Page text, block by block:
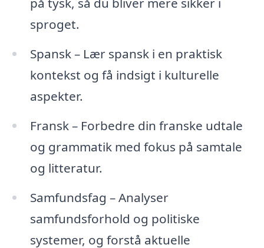
sproget.
Spansk – Lær spansk i en praktisk
kontekst og få indsigt i kulturelle
aspekter.
Fransk – Forbedre din franske udtale
og grammatik med fokus på samtale
og litteratur.
Samfundsfag – Analyser
samfundsforhold og politiske
systemer, og forstå aktuelle